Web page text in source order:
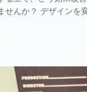
せんか？ デザインを
ても逆に効果が悪く